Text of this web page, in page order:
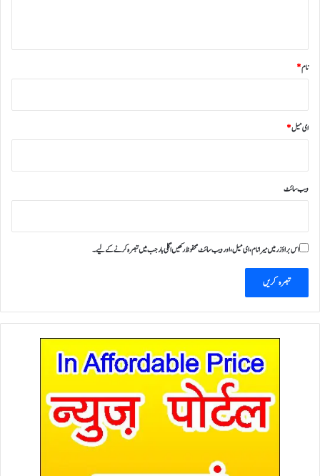
نام*
ای میل*
ویب‌ سائٹ
اس براؤزر میں میرا نام، ای میل، اور ویب سائٹ محفوظ رکھیں اگلی بار جب میں تبصرہ کرنے کےلیے۔